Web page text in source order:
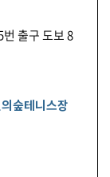
출구 도보 8
숲테니스장